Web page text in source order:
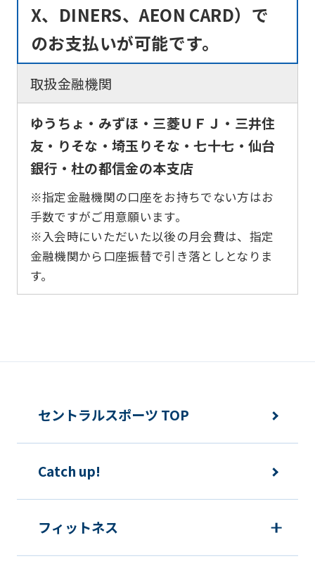
X、DINERS、AEON CARD）で
のお支払いが可能です。
取扱金融機関
ゆうちょ・みずほ・三菱ＵＦＪ・三井住
友・りそな・埼玉りそな・七十七・仙台
銀行・杜の都信金の本支店
※指定金融機関の口座をお持ちでない方はお
手数ですがご用意願います。
※入会時にいただいた以後の月会費は、指定
金融機関から口座振替で引き落としとなりま
す。
セントラルスポーツ TOP
Catch up!
フィットネス